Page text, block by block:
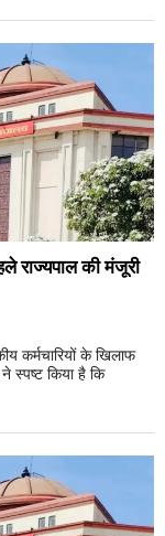
राज्यपाल की मंजूरी
कर्मचारियों के खिलाफ
ने स्पष्ट किया है कि